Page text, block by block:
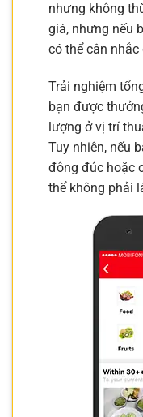
nhưng không
giá, nhưng nếu
có thể cân nhắc
Trải nghiệm
bạn được
lượng ở vị trí
Tuy nhiên, nếu
đông đúc hoặc
thể không phải